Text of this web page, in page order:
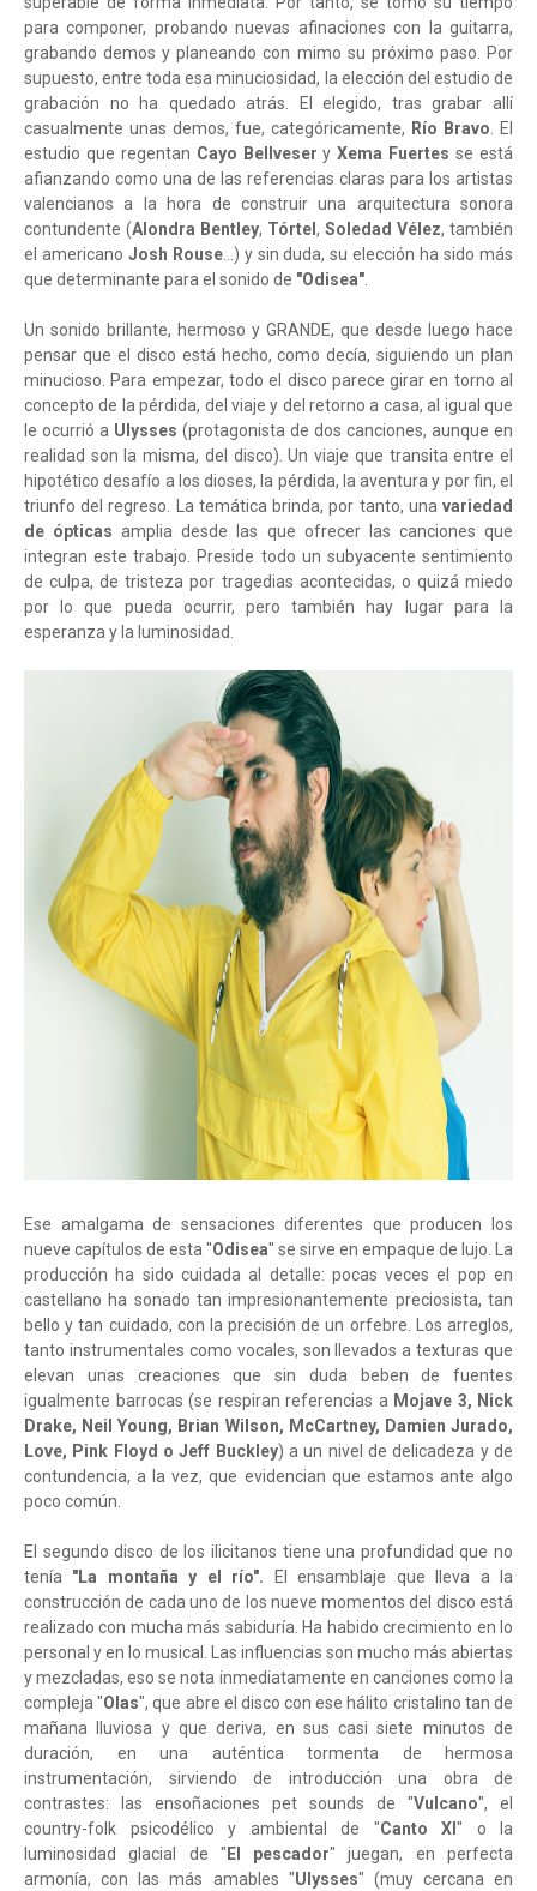
para componer, probando nuevas afinaciones con la guitarra,
grabando demos y planeando con mimo su próximo paso. Por
supuesto, entre toda esa minuciosidad, la elección del estudio de
grabación no ha quedado atrás. El elegido, tras grabar allí
casualmente unas demos, fue, categóricamente, Río Bravo. El
estudio que regentan Cayo Bellveser yXema Fuertes se está
afianzando como una de las referencias claras para los artistas
valencianos a la hora de construir una arquitectura sonora
contundente (Alondra Bentley, Tórtel , Soledad Vélez, también
el americano Josh Rouse...) y sin duda, su elección ha sido más
que determinante para el sonido de "Odisea".
Un sonido brillante, hermoso y GRANDE, que desde luego hace
pensar que el disco está hecho, como decía, siguiendo un plan
minucioso. Para empezar, todo el disco parece girar en torno al
concepto de la pérdida, del viaje y del retorno a casa, al igual que
le ocurrió a Ulysses (protagonista de dos canciones, aunque en
realidad son la misma, del disco). Un viaje que transita entre el
hipotético desafío a los dioses, la pérdida, la aventura y por fin, el
triunfo del regreso. La temática brinda, por tanto, una variedad
de ópticas amplia desde las que ofrecer las canciones que
integran este trabajo. Preside todo un subyacente sentimiento
de culpa, de tristeza por tragedias acontecidas, o quizá miedo
por lo que pueda ocurrir, pero también hay lugar para la
esperanza y la luminosidad.
Ese amalgama de sensaciones diferentes que producen los
nueve capítulos de esta "Odisea" se sirve en empaque de lujo. La
producción ha sido cuidada al detalle: pocas veces el pop en
castellano ha sonado tan impresionantemente preciosista, tan
bello y tan cuidado, con la precisión de un orfebre. Los arreglos,
tanto instrumentales como vocales, son llevados a texturas que
elevan unas creaciones que sin duda beben de fuentes
igualmente barrocas (se respiran referencias aMojave 3, Nick
Drake, Neil Young, Brian Wilson, McCartney, Damien Jurado,
Love, Pink Floyd o Jeff Buckley) a un nivel de delicadeza y de
contundencia, a la vez, que evidencian que estamos ante algo
poco común.
El segundo disco de los ilicitanos tiene una profundidad que no
tenía "La montaña y el río". El ensamblaje que lleva a la
construcción de cada uno de los nueve momentos del disco está
realizado con mucha más sabiduría. Ha habido crecimiento en lo
personal y en lo musical. Las influencias son mucho más abiertas
y mezcladas, eso se nota inmediatamente en canciones como la
compleja "Olas", que abre el disco con ese hálito cristalino tan de
mañana lluviosa y que deriva, en sus casi siete minutos de
duración, en una auténtica tormenta de hermosa
instrumentación, sirviendo de introducción una obra de
contrastes: las ensoñaciones pet sounds de "Vulcano", el
country-folk psicodélico y ambiental de "Canto XI " o la
luminosidad glacial de " El pescador" juegan, en perfecta
armonía, con las más amables "Ulysses" (muy cercana en